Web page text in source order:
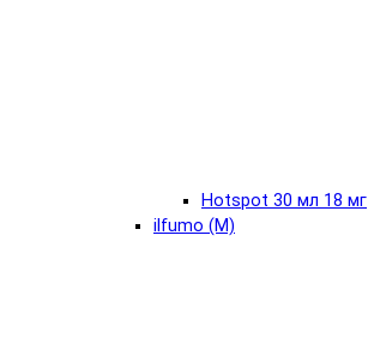
Hotspot 30 мл 18 мг
ilfumo (М)